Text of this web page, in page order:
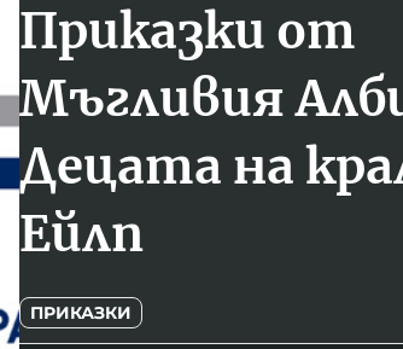
Приказки от
Мъгливия
Децата на
Ейлп
ПРИКАЗКИ